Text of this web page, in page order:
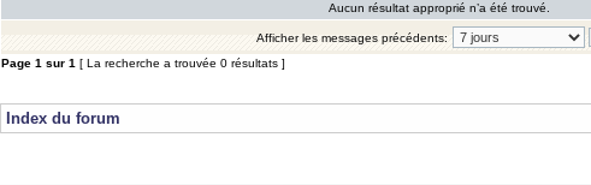
Aucun résultat approprié n’a été trouvé.
Afficher les messages précédents:
Page 1 sur 1 [ La recherche a trouvée 0 résultats ]
Index du forum